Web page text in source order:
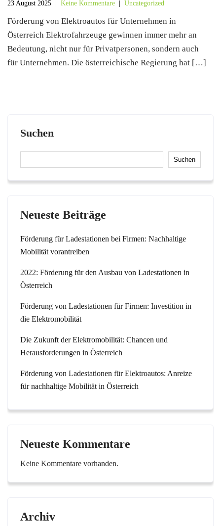
23 August 2025 Keine Kommentare Uncategorized
Förderung von Elektroautos für Unternehmen in
Österreich Elektrofahrzeuge gewinnen immer mehr an
Bedeutung, nicht nur für Privatpersonen, sondern auch
für Unternehmen. Die österreichische Regierung hat […]
Suchen
Suchen
Neueste Beiträge
Förderung für Ladestationen bei Firmen: Nachhaltige
Mobilität vorantreiben
2022: Förderung für den Ausbau von Ladestationen in
Österreich
Förderung von Ladestationen für Firmen: Investition in
die Elektromobilität
Die Zukunft der Elektromobilität: Chancen und
Herausforderungen in Österreich
Förderung von Ladestationen für Elektroautos: Anreize
für nachhaltige Mobilität in Österreich
Neueste Kommentare
Keine Kommentare vorhanden.
Archiv